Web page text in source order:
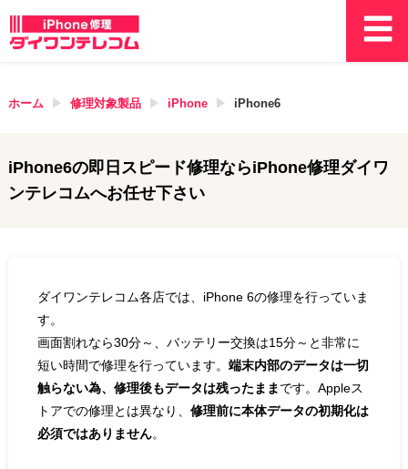
ホーム 修理対象製品 iPhone iPhone6
iPhone6の即日スピード修理ならiPhone修理ダイワ
ンテレコムへお任せ下さい
ダイワンテレコム各店では、iPhone 6の修理を行っていま
す。
画面割れなら30分～、バッテリー交換は15分～と非常に
短い時間で修理を行っています。 端末内部のデータは一切
触らない為、修理後もデータは残ったまま です。Appleス
トアでの修理とは異なり、 修理前に本体データの初期化は
必須ではありません。